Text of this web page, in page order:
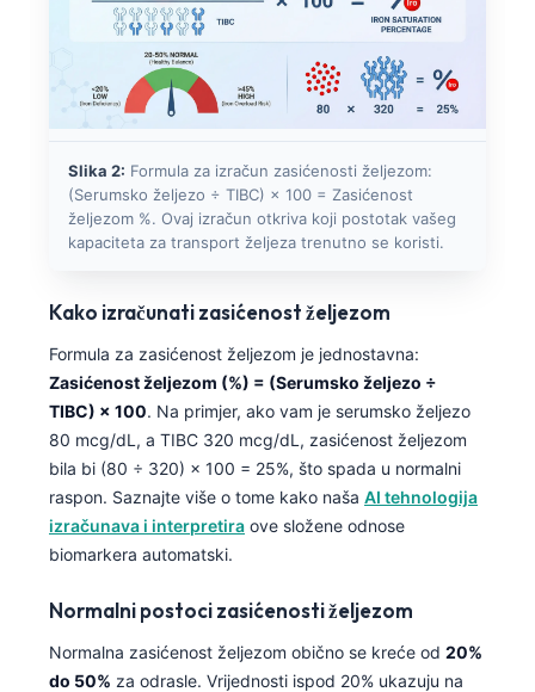
Slika 2: Formula za izračun zasićenosti željezom:
(Serumsko željezo ÷ TIBC) × 100 = Zasićenost
željezom %. Ovaj izračun otkriva koji postotak vašeg
kapaciteta za transport željeza trenutno se koristi.
Kako izračunati zasićenost željezom
Formula za zasićenost željezom je jednostavna:
Zasićenost željezom (%) = (Serumsko željezo ÷
TIBC) × 100. Na primjer, ako vam je serumsko željezo
80 mcg/dL, a TIBC 320 mcg/dL, zasićenost željezom
bila bi (80 ÷ 320) × 100 = 25%, što spada u normalni
raspon. Saznajte više o tome kako naša AI tehnologija
izračunava i interpretira ove složene odnose
biomarkera automatski.
Normalni postoci zasićenosti željezom
Normalna zasićenost željezom obično se kreće od 20%
do 50% za odrasle. Vrijednosti ispod 20% ukazuju na